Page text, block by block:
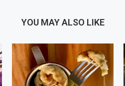
YOU MAY ALSO LIKE